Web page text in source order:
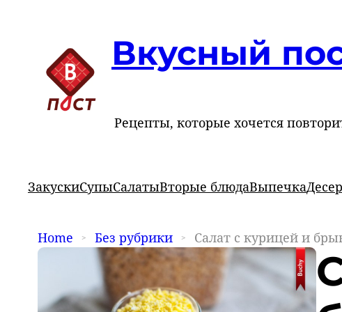
Вкусный
Рецепты, которые хочется
ЗакускиСупыСалатыВторые блюдаВыпечка
Home Без рубрики Салат с курицей и